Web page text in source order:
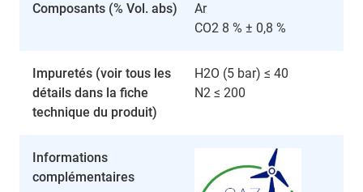
Composants (% Vol. abs)
Ar
CO2 8 % ± 0,8 %
Impuretés (voir tous les
détails dans la fiche
technique du produit)
H2O (5 bar) ≤ 40
N2 ≤ 200
Informations
complémentaires